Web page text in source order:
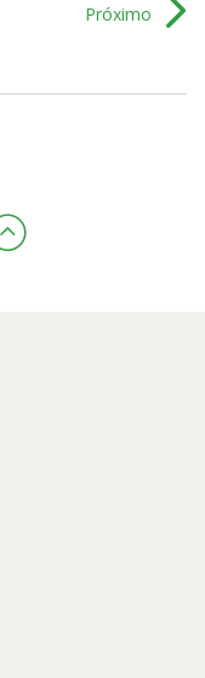
Próximo